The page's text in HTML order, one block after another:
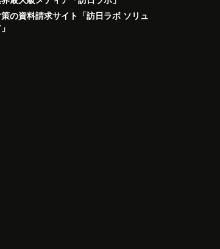
の資料請求サイト「訪日ラボ ソリュ